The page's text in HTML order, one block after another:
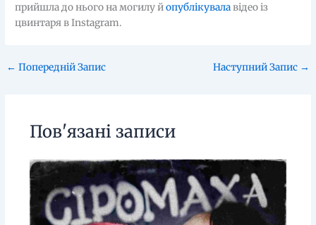
прийшла до нього на могилу йопублікувалавідео із
цвинтаря в Instagram.
← Попередній Запис Наступний Запис →
Пов'язані записи